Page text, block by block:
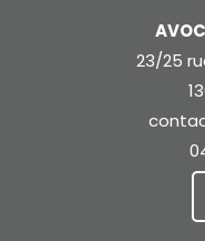
23/25